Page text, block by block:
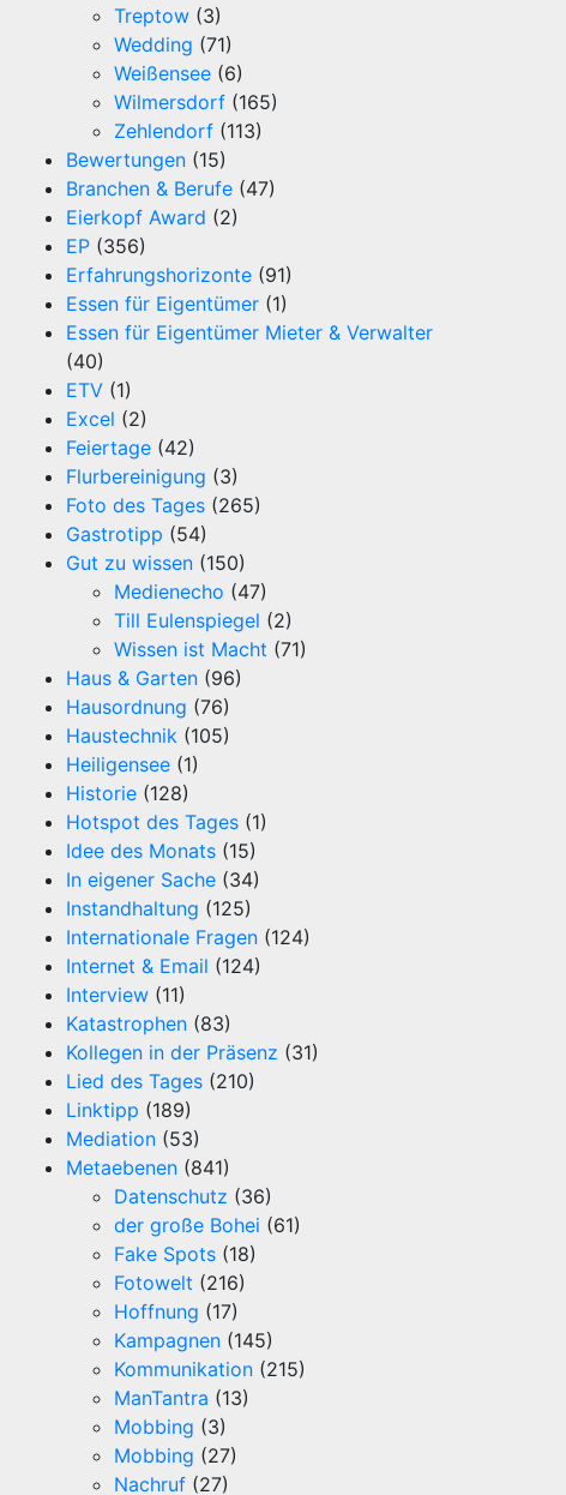
Treptow (3)
Wedding (71)
Weißensee (6)
Wilmersdorf (165)
Zehlendorf (113)
Bewertungen (15)
Branchen & Berufe (47)
Eierkopf Award (2)
EP (356)
Erfahrungshorizonte (91)
Essen für Eigentümer (1)
Essen für Eigentümer Mieter & Verwalter
(40)
ETV (1)
Excel (2)
Feiertage (42)
Flurbereinigung (3)
Foto des Tages (265)
Gastrotipp (54)
Gut zu wissen (150)
Medienecho (47)
Till Eulenspiegel (2)
Wissen ist Macht (71)
Haus & Garten (96)
Hausordnung (76)
Haustechnik (105)
Heiligensee (1)
Historie (128)
Hotspot des Tages (1)
Idee des Monats (15)
In eigener Sache (34)
Instandhaltung (125)
Internationale Fragen (124)
Internet & Email (124)
Interview (11)
Katastrophen (83)
Kollegen in der Präsenz (31)
Lied des Tages (210)
Linktipp (189)
Mediation (53)
Metaebenen (841)
Datenschutz (36)
der große Bohei (61)
Fake Spots (18)
Fotowelt (216)
Hoffnung (17)
Kampagnen (145)
Kommunikation (215)
ManTantra (13)
Mobbing (3)
Mobbing (27)
Nachruf (27)